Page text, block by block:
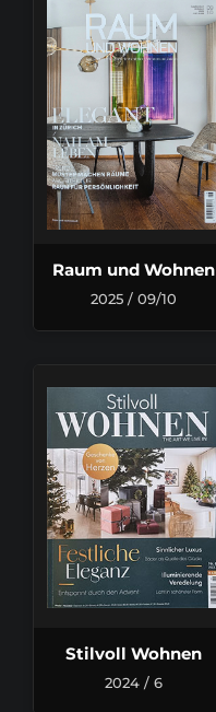
Raum und Wohnen
2025 / 09/10
Stilvoll Wohnen
2024 / 6